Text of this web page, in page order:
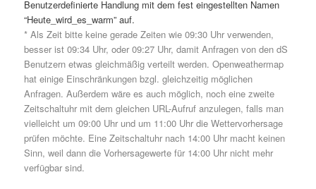
Benutzerdefinierte Handlung mit dem fest eingestellten Namen
“Heute_wird_es_warm” auf.
* Als Zeit bitte keine gerade Zeiten wie 09:30 Uhr verwenden,
besser ist 09:34 Uhr, oder 09:27 Uhr, damit Anfragen von den dS
Benutzern etwas gleichmäßig verteilt werden. Openweathermap
hat einige Einschränkungen bzgl. gleichzeitig möglichen
Anfragen. Außerdem wäre es auch möglich, noch eine zweite
Zeitschaltuhr mit dem gleichen URL-Aufruf anzulegen, falls man
vielleicht um 09:00 Uhr und um 11:00 Uhr die Wettervorhersage
prüfen möchte. Eine Zeitschaltuhr nach 14:00 Uhr macht keinen
Sinn, weil dann die Vorhersagewerte für 14:00 Uhr nicht mehr
verfügbar sind.